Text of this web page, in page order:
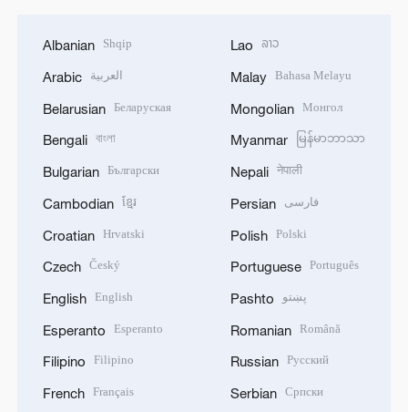
Albanian Shqip
Arabic العربية
Belarusian Беларуская
Bengali বাংলা
Bulgarian Български
Cambodian ខ្មែរ
Croatian Hrvatski
Czech Český
English English
Esperanto Esperanto
Filipino Filipino
French Français
Lao ລາວ
Malay Bahasa Melayu
Mongolian Монгол
Myanmar မြန်မာဘာသာ
Nepali नेपाली
Persian فارسی
Polish Polski
Portuguese Português
Pashto پښتو
Romanian Română
Russian Русский
Serbian Српски